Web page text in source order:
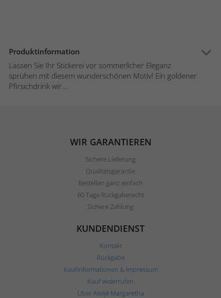
Produktinformation
Lassen Sie Ihr Stickerei vor sommerlicher Eleganz
sprühen mit diesem wunderschönen Motiv! Ein goldener
Pfirsichdrink wir...
WIR GARANTIEREN
Sichere Lieferung
Qualitätsgarantie
Bestellen ganz einfach
60 Tage Rückgaberecht
Sichere Zahlung
KUNDENDIENST
Kontakt
Rückgabe
Kaufinformationen & Impressum
Kauf widerrufen
Über Ateljé Margaretha